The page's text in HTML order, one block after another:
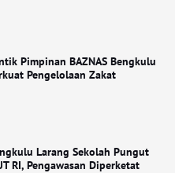
Pimpinan BAZNAS Bengkulu
Pengelolaan Zakat
Larang Sekolah Pungut
RI, Pengawasan Diperketat